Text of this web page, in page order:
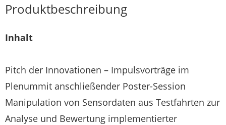
Produktbeschreibung
Inhalt
Pitch der Innovationen – Impulsvorträge im
Plenummit anschließender Poster-Session
Manipulation von Sensordaten aus Testfahrten zur
Analyse und Bewertung implementierter